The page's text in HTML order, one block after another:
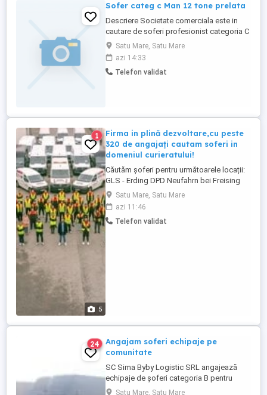
Sofer categ c Man 12 tone prelata
Descriere Societate comerciala este in
cautare de soferi profesionist categoria C
pentru transport international intra
comunitar pe o masina de 12 tone marca
MAN TGL prelata ,cutie de viteza manuala
in 8 trepte de viteza. Cerinte: Permis
Satu Mare, Satu Mare
azi 14:33
Telefon validat
5
1
Firma in plină dezvoltare,cu peste
320 de angajați cautam soferi in
domeniul curieratului!
Căutăm șoferi pentru următoarele locații:
GLS - Erding DPD Neufahrn bei Freising
DPD - Hengersberg UPS Toata regiunea
Bayern Ce îți oferim: Contract de muncă
german pe perioadă nedeterminată
Salariu atractiv plus diurnă 24 de zile de
Satu Mare, Satu Mare
azi 11:46
Telefon validat
24
Angajam soferi echipaje pe
comunitate
SC Sima Byby Logistic SRL angajează
echipaje de șoferi categoria B pentru
transport internațional (comunitate)!
Satu Mare, Satu Mare